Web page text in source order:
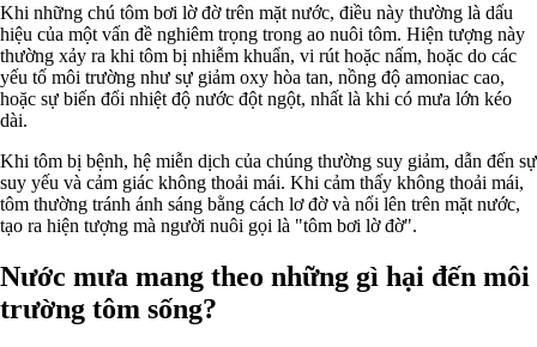
Khi những chú tôm bơi lờ đờ trên mặt nước, điều này thường là dấu
hiệu của một vấn đề nghiêm trọng trong ao nuôi tôm. Hiện tượng này
thường xảy ra khi tôm bị nhiễm khuẩn, vi rút hoặc nấm, hoặc do các
yếu tố môi trường như sự giảm oxy hòa tan, nồng độ amoniac cao,
hoặc sự biến đổi nhiệt độ nước đột ngột, nhất là khi có mưa lớn kéo
dài.
Khi tôm bị bệnh, hệ miễn dịch của chúng thường suy giảm, dẫn đến sự
suy yếu và cảm giác không thoải mái. Khi cảm thấy không thoải mái,
tôm thường tránh ánh sáng bằng cách lơ đờ và nổi lên trên mặt nước,
tạo ra hiện tượng mà người nuôi gọi là "tôm bơi lờ đờ".
Nước mưa mang theo những gì hại đến môi
trường tôm sống?